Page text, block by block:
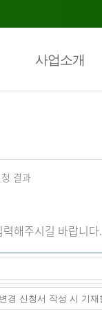
사업소개
결과
해주시길 바랍니다.